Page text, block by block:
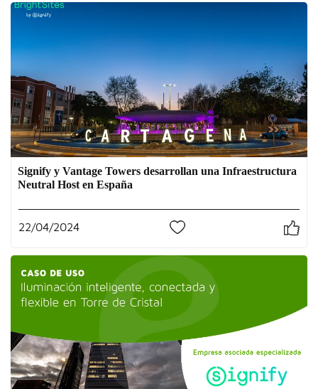
Signify y Vantage Towers desarrollan una Infraestructura
Neutral Host en España
22/04/2024